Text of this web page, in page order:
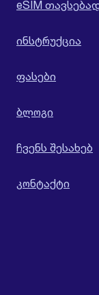
eSIM
ინსტრუქცია
ფასები
ბლოგი
ჩვენს შესახებ
კონტაქტი